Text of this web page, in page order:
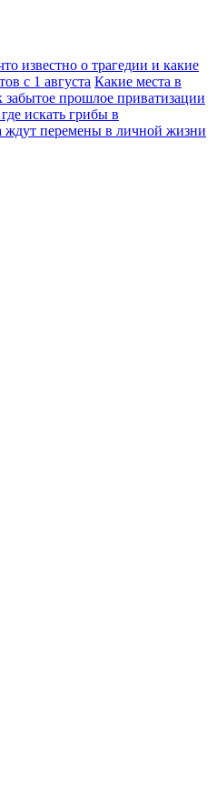
известно о трагедии и какие
с 1 августа Какие места в
прошлое приватизации
искать грибы в
ждут перемены в личной жизни